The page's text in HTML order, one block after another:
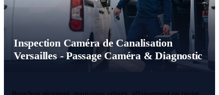
Inspection Caméra de Canalisation
Versailles - Passage Caméra & Diagnostic